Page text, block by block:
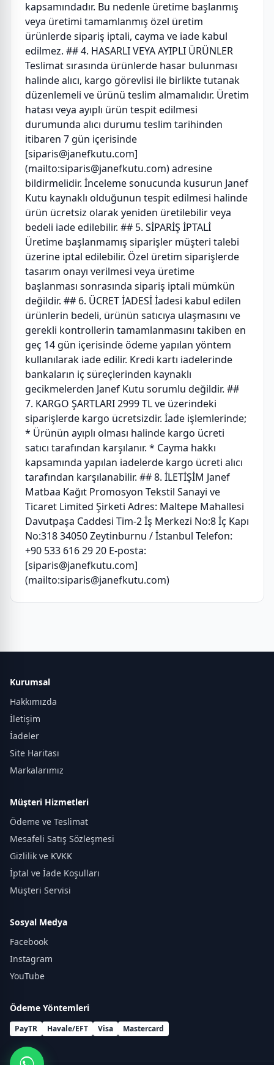
kapsamındadır. Bu nedenle üretime başlanmış
veya üretimi tamamlanmış özel üretim
ürünlerde sipariş iptali, cayma ve iade kabul
edilmez. ## 4. HASARLI VEYA AYIPLI ÜRÜNLER
Teslimat sırasında ürünlerde hasar bulunması
halinde alıcı, kargo görevlisi ile birlikte tutanak
düzenlemeli ve ürünü teslim almamalıdır. Üretim
hatası veya ayıplı ürün tespit edilmesi
durumunda alıcı durumu teslim tarihinden
itibaren 7 gün içerisinde
[siparis@janefkutu.com]
(mailto:siparis@janefkutu.com) adresine
bildirmelidir. İnceleme sonucunda kusurun Janef
Kutu kaynaklı olduğunun tespit edilmesi halinde
ürün ücretsiz olarak yeniden üretilebilir veya
bedeli iade edilebilir. ## 5. SİPARİŞ İPTALİ
Üretime başlanmamış siparişler müşteri talebi
üzerine iptal edilebilir. Özel üretim siparişlerde
tasarım onayı verilmesi veya üretime
başlanması sonrasında sipariş iptali mümkün
değildir. ## 6. ÜCRET İADESİ İadesi kabul edilen
ürünlerin bedeli, ürünün satıcıya ulaşmasını ve
gerekli kontrollerin tamamlanmasını takiben en
geç 14 gün içerisinde ödeme yapılan yöntem
kullanılarak iade edilir. Kredi kartı iadelerinde
bankaların iç süreçlerinden kaynaklı
gecikmelerden Janef Kutu sorumlu değildir. ##
7. KARGO ŞARTLARI 2999 TL ve üzerindeki
siparişlerde kargo ücretsizdir. İade işlemlerinde;
* Ürünün ayıplı olması halinde kargo ücreti
satıcı tarafından karşılanır. * Cayma hakkı
kapsamında yapılan iadelerde kargo ücreti alıcı
tarafından karşılanabilir. ## 8. İLETİŞİM Janef
Matbaa Kağıt Promosyon Tekstil Sanayi ve
Ticaret Limited Şirketi Adres: Maltepe Mahallesi
Davutpaşa Caddesi Tim-2 İş Merkezi No:8 İç Kapı
No:318 34050 Zeytinburnu / İstanbul Telefon:
+90 533 616 29 20 E-posta:
[siparis@janefkutu.com]
(mailto:siparis@janefkutu.com)
Kurumsal
Hakkımızda
İletişim
İadeler
Site Haritası
Markalarımız
Müşteri Hizmetleri
Ödeme ve Teslimat
Mesafeli Satış Sözleşmesi
Gizlilik ve KVKK
İptal ve İade Koşulları
Müşteri Servisi
Sosyal Medya
Facebook
Instagram
YouTube
Ödeme Yöntemleri
PayTR Havale/EFT Visa Mastercard